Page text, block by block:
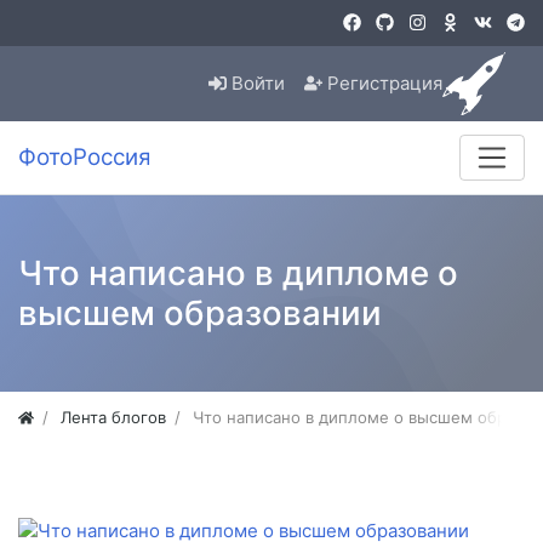
Войти Регистрация
ФотоРоссия
Что написано в дипломе о
высшем образовании
Лента блогов Что написано в дипломе о высшем